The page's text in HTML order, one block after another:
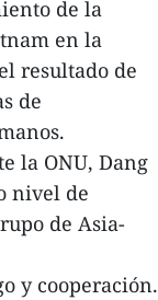
de la
en la
resultado de
de
la ONU, Dang
nivel de
de Asia-
y cooperación.